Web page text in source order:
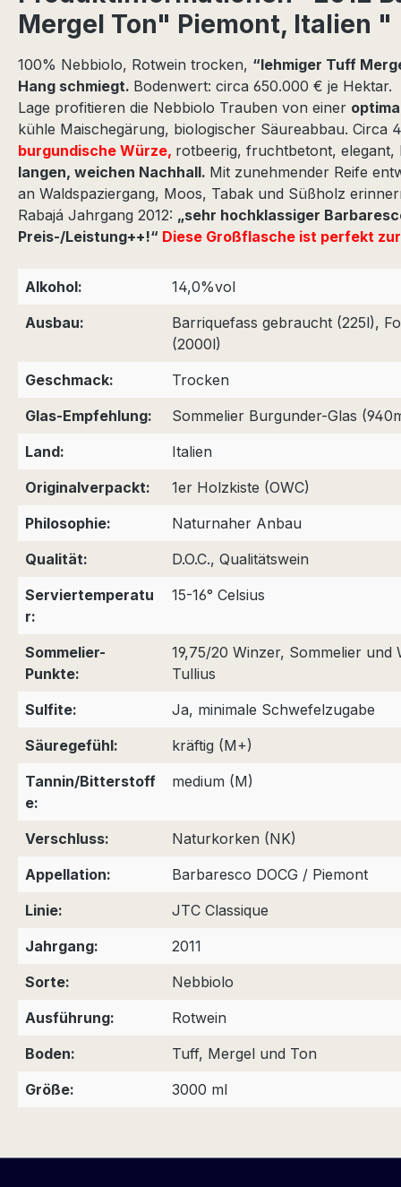
Mergel Ton" Piemont, Italien "
100% Nebbiolo, Rotwein trocken, “lehmiger Tuff
Hang schmiegt. Bodenwert: circa 650.000 € je
Lage profitieren die Nebbiolo Trauben von einer
kühle Maischegärung, biologischer Säureabbau. Circa
burgundische Würze, rotbeerig, fruchtbetont, elegant,
langen, weichen Nachhall. Mit zunehmender Reife
an Waldspaziergang, Moos, Tabak und Süßholz
Rabajá Jahrgang 2012: „sehr hochklassiger
Preis-/Leistung++!“ Diese Großflasche ist perfekt
Alkohol:
14,0%vol
Ausbau:
Barriquefass gebraucht (225l),
(2000l)
Geschmack:
Trocken
Glas-Empfehlung:
Sommelier Burgunder-Glas
Land:
Italien
Originalverpackt:
1er Holzkiste (OWC)
Philosophie:
Naturnaher Anbau
Qualität:
D.O.C., Qualitätswein
Serviertemperatu
r:
15-16° Celsius
Sommelier-
Punkte:
19,75/20 Winzer, Sommelier und
Tullius
Sulfite:
Ja, minimale Schwefelzugabe
Säuregefühl:
kräftig (M+)
Tannin/Bitterstoff
e:
medium (M)
Verschluss:
Naturkorken (NK)
Appellation:
Barbaresco DOCG / Piemont
Linie:
JTC Classique
Jahrgang:
2011
Sorte:
Nebbiolo
Ausführung:
Rotwein
Boden:
Tuff, Mergel und Ton
Größe:
3000 ml